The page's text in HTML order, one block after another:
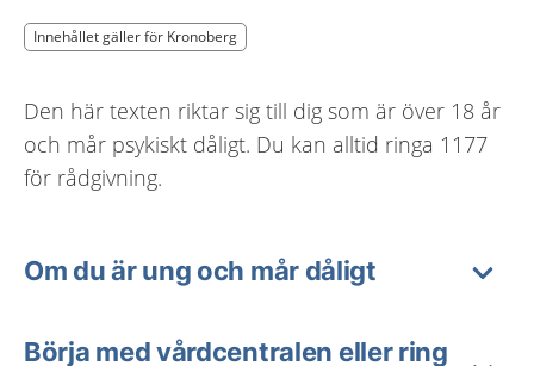
Innehållet gäller för Kronoberg
Innehållet gäller för Kronoberg
Den här texten riktar sig till dig som är över 18 år
och mår psykiskt dåligt. Du kan alltid ringa 1177
för rådgivning.
Om du är ung och mår dåligt
Börja med vårdcentralen eller ring